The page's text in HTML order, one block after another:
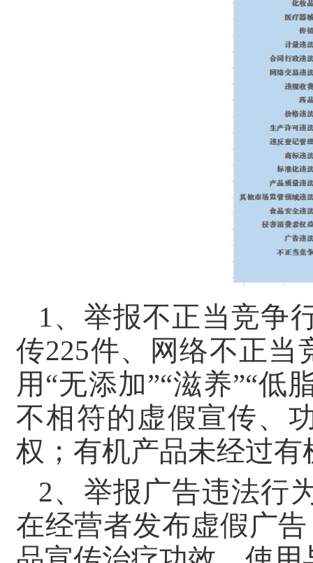
1、举报不正当竞争
传225件、网络不正当
用“无添加”“滋养”“低
不相符的虚假宣传、
权；有机产品未经过
2、举报广告违法行
在经营者发布虚假广